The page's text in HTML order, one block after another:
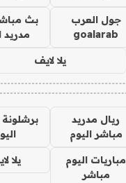
جول العرب
goalarab
بث
مدريد
يلا لايف
ريال مدريد
مباشر اليوم
مباريات اليوم
مباشر
يلا